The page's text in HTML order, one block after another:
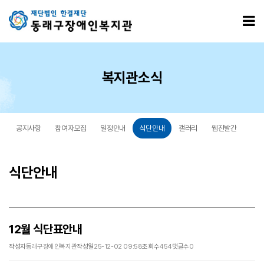
복지관소식
공지사항 참여자모집 일정안내 식단안내 갤러리 웹진발간
식단안내
12월 식단표안내
작성자동래구장애인복지관작성일25-12-02 09:58조회수454댓글수0